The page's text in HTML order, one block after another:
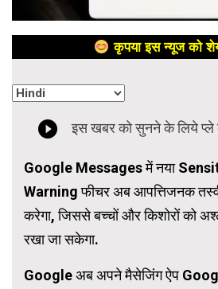
कृपया इस न्यूज को
Google Messages में नया
Warning फीचर अब आपत्तिजनक
करेगा, जिससे बच्चों और किशोरों को
रखा जा सकेगा.
Google अब अपने मैसेजिंग ऐप